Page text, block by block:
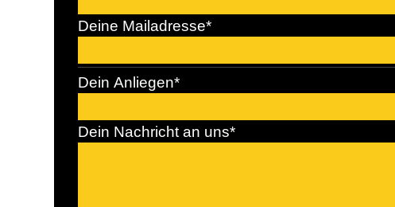
Deine Mailadresse*
Dein Anliegen*
Dein Nachricht an uns*